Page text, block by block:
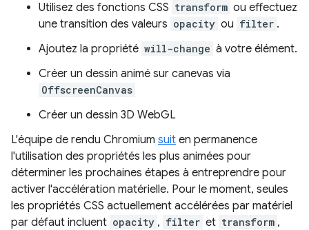
Utilisez des fonctions CSS transform ou effectuez
une transition des valeurs opacity ou filter .
Ajoutez la propriété will-change à votre élément.
Créer un dessin animé sur canevas via
OffscreenCanvas
Créer un dessin 3D WebGL
L'équipe de rendu Chromium suit en permanence
l'utilisation des propriétés les plus animées pour
déterminer les prochaines étapes à entreprendre pour
activer l'accélération matérielle. Pour le moment, seules
les propriétés CSS actuellement accélérées par matériel
par défaut incluent opacity , filter et transform ,